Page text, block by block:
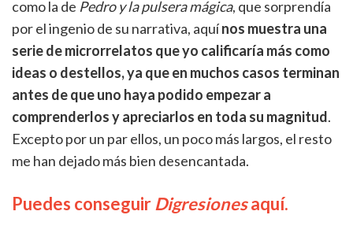
como la de Pedro y la pulsera mágica, que sorprendía
por el ingenio de su narrativa, aquínos muestra una
serie de microrrelatos que yo calificaría más como
ideas o destellos, ya que en muchos casos terminan
antes de que uno haya podido empezar a
comprenderlos y apreciarlos en toda su magnitud.
Excepto por un par ellos, un poco más largos, el resto
me han dejado más bien desencantada.
Puedes conseguir Digresionesaquí.